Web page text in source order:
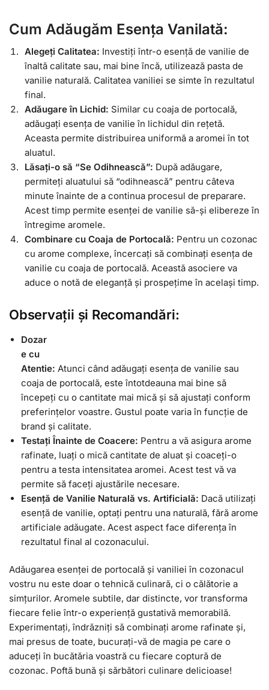
Cum Adăugăm Esența Vanilată:
Alegeți Calitatea: Investiți într-o esență de vanilie de
înaltă calitate sau, mai bine încă, utilizează pasta de
vanilie naturală. Calitatea vaniliei se simte în rezultatul
final.
Adăugare în Lichid: Similar cu coaja de portocală,
adăugați esența de vanilie în lichidul din rețetă.
Aceasta permite distribuirea uniformă a aromei în tot
aluatul.
Lăsați-o să “Se Odihnească”: După adăugare,
permiteți aluatului să “odihnească” pentru câteva
minute înainte de a continua procesul de preparare.
Acest timp permite esenței de vanilie să-și elibereze în
întregime aromele.
Combinare cu Coaja de Portocală: Pentru un cozonac
cu arome complexe, încercați să combinați esența de
vanilie cu coaja de portocală. Această asociere va
aduce o notă de eleganță și prospețime în același timp.
Observații și Recomandări:
Dozar
e cu
Atentie: Atunci când adăugați esența de vanilie sau
coaja de portocală, este întotdeauna mai bine să
începeți cu o cantitate mai mică și să ajustați conform
preferințelor voastre. Gustul poate varia în funcție de
brand și calitate.
Testați Înainte de Coacere: Pentru a vă asigura arome
rafinate, luați o mică cantitate de aluat și coaceți-o
pentru a testa intensitatea aromei. Acest test vă va
permite să faceți ajustările necesare.
Esență de Vanilie Naturală vs. Artificială: Dacă utilizați
esență de vanilie, optați pentru una naturală, fără arome
artificiale adăugate. Acest aspect face diferența în
rezultatul final al cozonacului.
Adăugarea esenței de portocală și vaniliei în cozonacul
vostru nu este doar o tehnică culinară, ci o călătorie a
simțurilor. Aromele subtile, dar distincte, vor transforma
fiecare felie într-o experiență gustativă memorabilă.
Experimentați, îndrăzniți să combinați arome rafinate și,
mai presus de toate, bucurați-vă de magia pe care o
aduceți în bucătăria voastră cu fiecare coptură de
cozonac. Poftă bună și sărbători culinare delicioase!